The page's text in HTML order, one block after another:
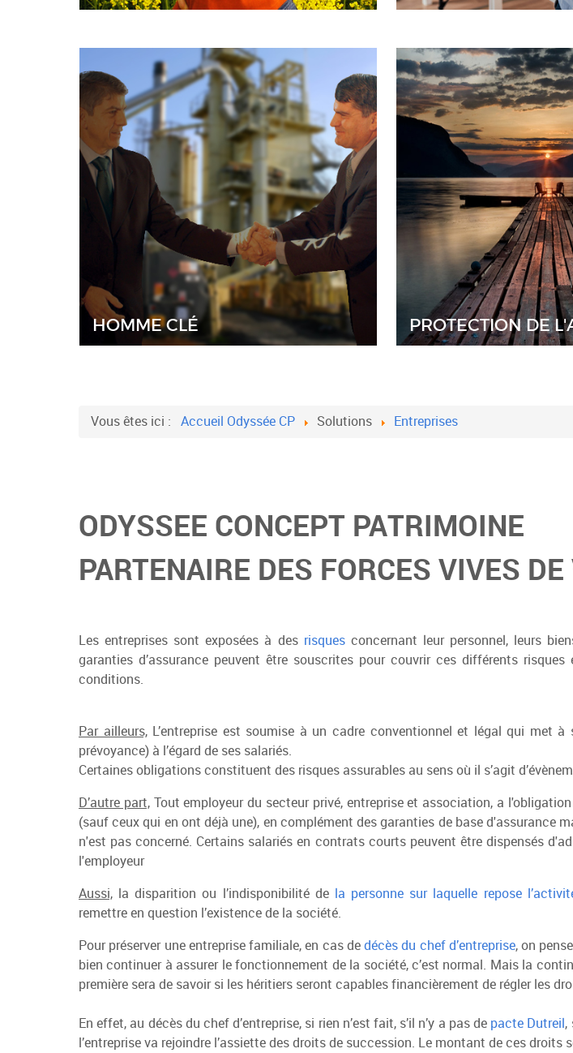
HOMME CLÉ PROTECTION DE
Vous êtes ici : Accueil Odyssée CP Solutions Entreprises
ODYSSEE CONCEPT PATRIMOINE
PARTENAIRE DES FORCES VIVES
Les entreprises sont exposées à des risquesconcernant leur personnel, leurs
garanties d’assurance peuvent être souscrites pour couvrir ces différents
conditions.
Par ailleurs,L’entreprise est soumise à un cadre conventionnel et légal qui met
prévoyance) à l’égard de ses salariés.
Certaines obligations constituent des risques assurables au sens où il s’agit
D’autre part,Tout employeur du secteur privé, entreprise et association, a
(sauf ceux qui en ont déjà une), en complément des garanties de base d'assurance
n'est pas concerné. Certains salariés en contrats courts peuvent être dispensés
l'employeur
Aussi, la disparition ou l’indisponibilité de la personne sur laquelle repose
remettre en question l’existence de la société.
Pour préserver une entreprise familiale, en cas dedécès du chef d’entreprise, on
bien continuer à assurer le fonctionnement de la société, c’est normal. Mais la
première sera de savoir si les héritiers seront capables financièrement de régler les
En effet, au décès du chef d’entreprise, si rien n’est fait, s’il n’y a pas de pacte Dutreil ,
l’entreprise va rejoindre l’assiette des droits de succession. Le montant de ces